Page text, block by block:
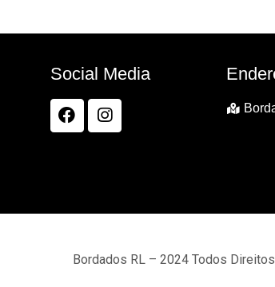
Social Media
Bordados RL – 2024 Todos